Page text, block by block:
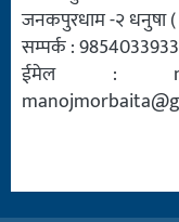
जनकपुरधाम -२ धनुषा
सम्पर्क :
ईमेल :